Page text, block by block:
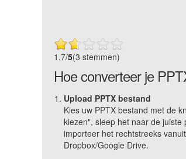
1.7/5(3 stemmen)
Hoe converteer je
Upload PPTX bestand
Kies uw PPTX bestand met de
kiezen", sleep het naar de juiste
importeer het rechtstreeks vanuit
Dropbox/Google Drive.